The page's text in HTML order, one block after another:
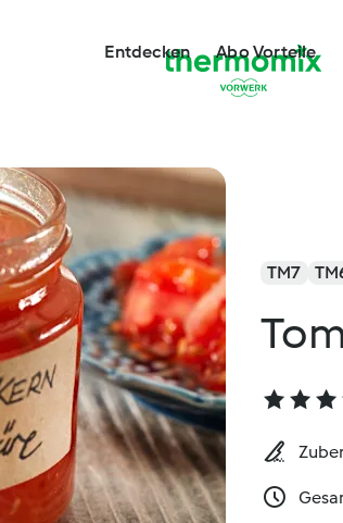
Entdecken Abo Vorteile
TM7